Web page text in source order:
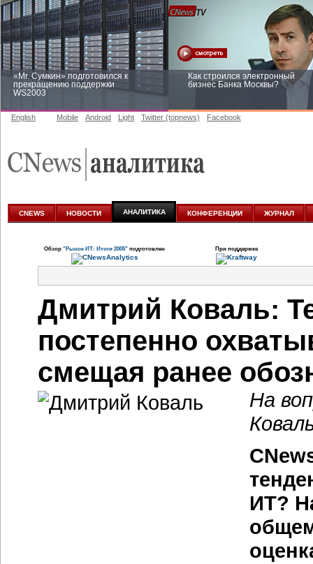
«Mr. Сумкин» подготовился к
прекращению поддержки
WS2003
Как строился электронный
бизнес Банка Москвы?
аналитике
English Mobile Android Light Twitter (topnews) Facebook
CNEWS НОВОСТИ АНАЛИТИКА КОНФЕРЕНЦИИ ЖУРНАЛ
Обзор "Рынок ИТ: Итоги 2005" подготовлен При поддержке
Дмитрий Коваль:
постепенно
смещая ранее
На
ИТ?